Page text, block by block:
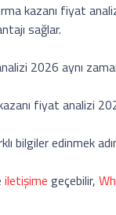
kazanı fiyat
sağlar.
2026 aynı
fiyat analizi
bilgiler edinmek
iletişime geçebilir,